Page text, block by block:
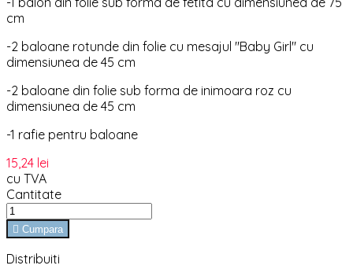
cm
-2 baloane rotunde din folie cu mesajul "Baby Girl" cu
dimensiunea de 45 cm
-2 baloane din folie sub forma de inimoara roz cu
dimensiunea de 45 cm
-1 rafie pentru baloane
15,24 lei
cu TVA
Cantitate
 Cumpara
Distribuiti